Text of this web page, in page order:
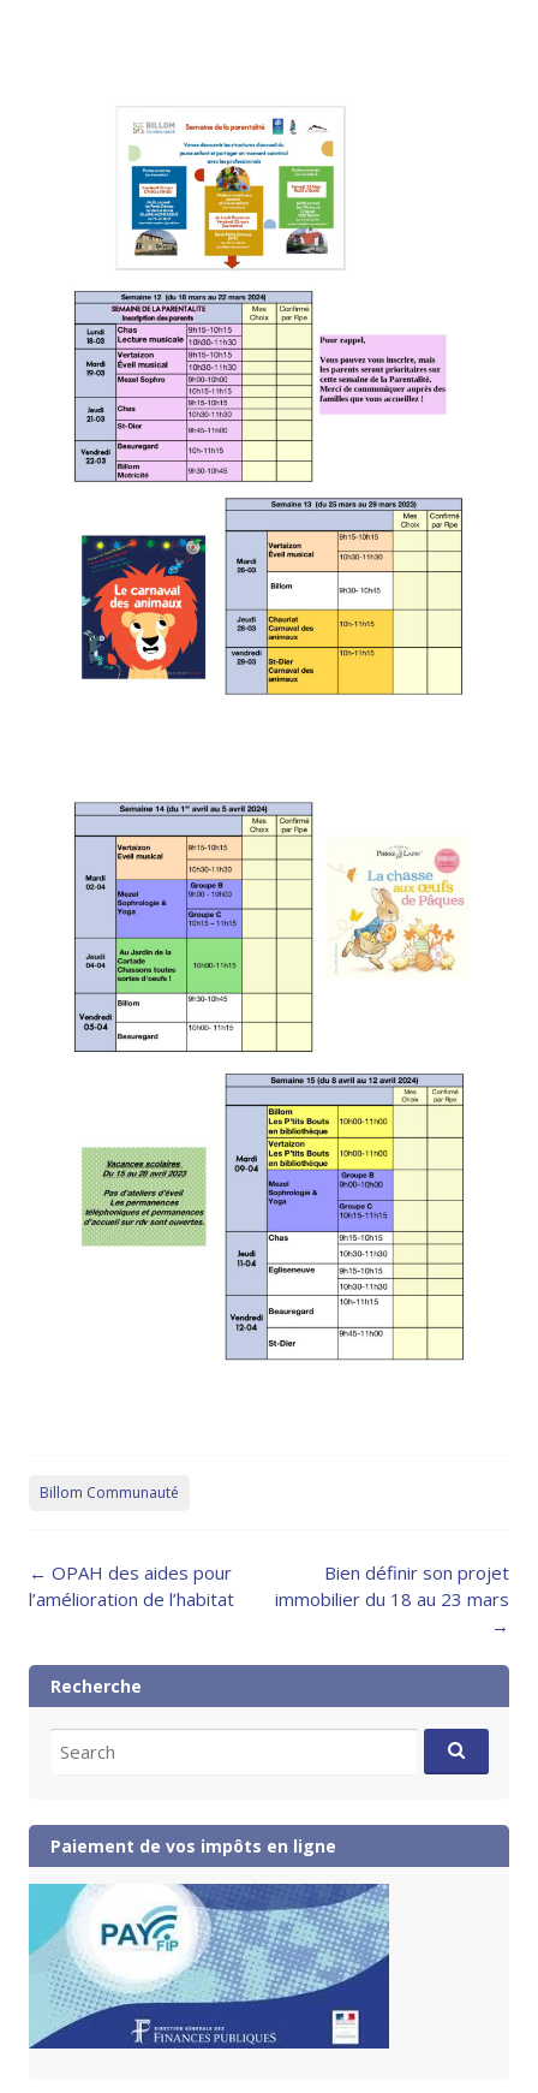
Billom Communauté
Post
navigation
← OPAH des aides pour
l’amélioration de l’habitat
Bien définir son projet
immobilier du 18 au 23 mars
→
Recherche
for:
Paiement de vos impôts en ligne